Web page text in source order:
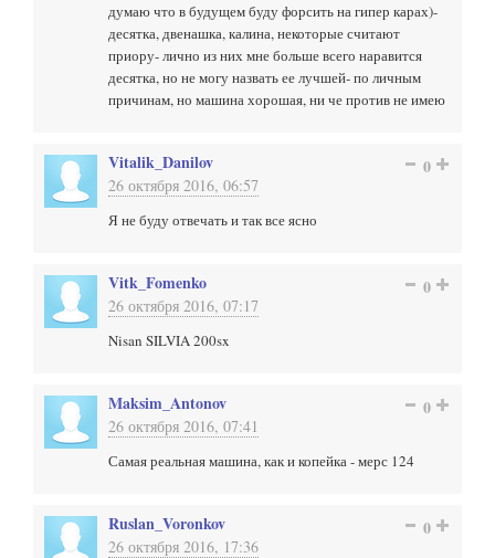
думаю что в будущем буду форсить на гипер карах)-
десятка, двенашка, калина, некоторые считают
приору- лично из них мне больше всего наравится
десятка, но не могу назвать ее лучшей- по личным
причинам, но машина хорошая, ни че против не имею
Vitalik_Danilov
26 октября 2016, 06:57
0
Я не буду отвечать и так все ясно
Vitk_Fomenko
26 октября 2016, 07:17
0
Nisan SILVIA 200sx
Maksim_Antonov
26 октября 2016, 07:41
0
Самая реальная машина, как и копейка - мерс 124
Ruslan_Voronkov
26 октября 2016, 17:36
0